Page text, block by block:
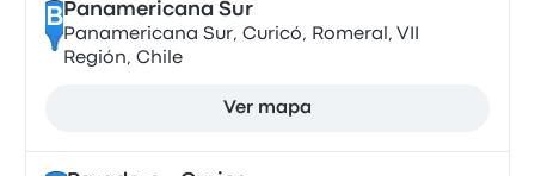
B Panamericana Sur
Panamericana Sur, Curicó, Romeral, VII
Región, Chile
Ver mapa